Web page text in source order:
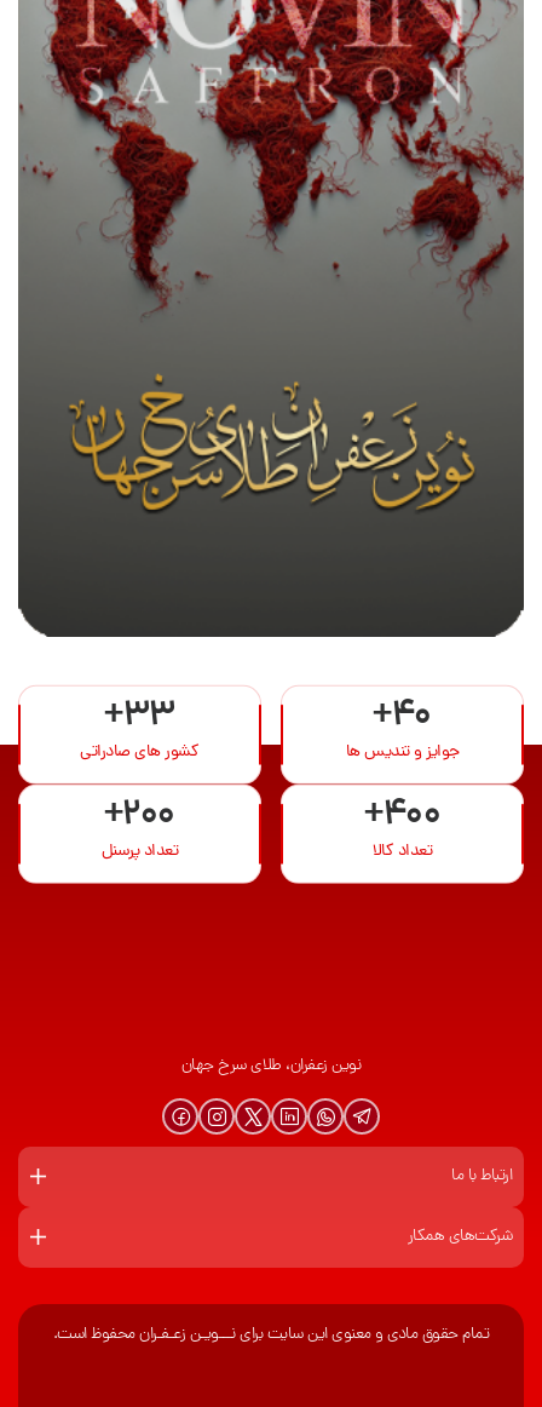
+40
جوایز و تندیس ها
+33
کشور های صادراتی
+400
تعداد کالا
+200
تعداد پرسنل
نوین زعفران، طلای سرخ جهان
ارتباط با ما
شرکت‌های همکار
تمام حقوق مادی و معنوی این سایت برای نـــویـن زعـفـران محفوظ است.